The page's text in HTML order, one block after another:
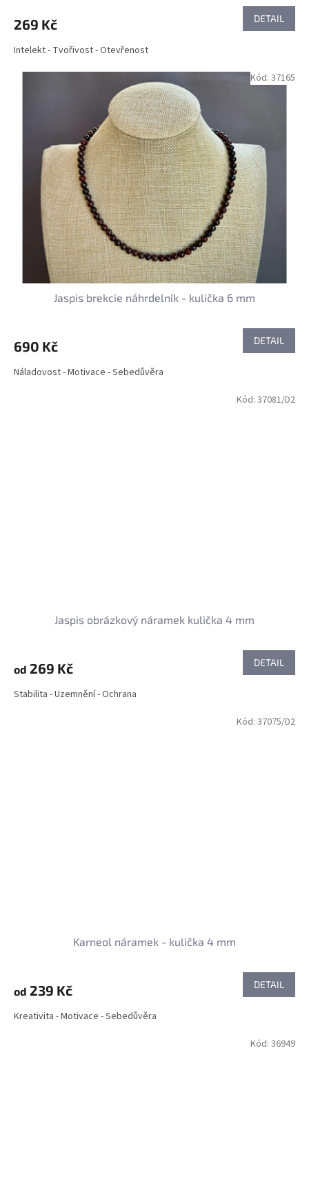
269 Kč DETAIL
Intelekt - Tvořivost - Otevřenost
Jaspis brekcie náhrdelník - kulička 6 mm
690 Kč DETAIL
Náladovost - Motivace - Sebedůvěra
Kód: 37165
Jaspis obrázkový náramek kulička 4 mm
od 269 Kč DETAIL
Stabilita - Uzemnění - Ochrana
Kód: 37081/D2
Karneol náramek - kulička 4 mm
od 239 Kč DETAIL
Kreativita - Motivace - Sebedůvěra
Kód: 37075/D2
Kód: 36949